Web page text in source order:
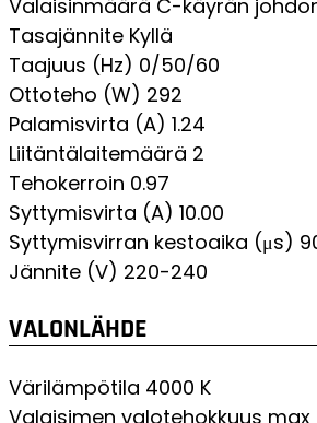
Valaisinmäärä C-käyrän
Tasajännite Kyllä
Taajuus (Hz) 0/50/60
Ottoteho (W) 292
Palamisvirta (A) 1.24
Liitäntälaitemäärä 2
Tehokerroin 0.97
Syttymisvirta (A) 10.00
Syttymisvirran kestoaika (μs)
Jännite (V) 220-240
VALONLÄHDE
Värilämpötila 4000 K
Valaisimen valotehokkuus